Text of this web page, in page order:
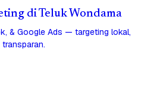
di Teluk Wondama
& Google Ads — targeting lokal,